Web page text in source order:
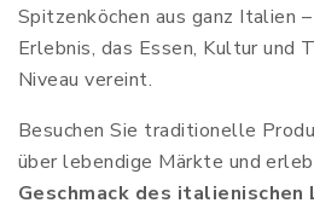
Spitzenköchen aus ganz Italien
Erlebnis, das Essen, Kultur und
Niveau vereint.
Besuchen Sie traditionelle
über lebendige Märkte und
Geschmack des italienischen